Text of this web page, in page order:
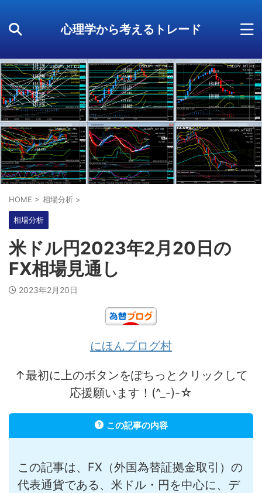
心理学から考えるトレード
HOME > 相場分析 >
相場分析
米ドル円2023年2月20日の
FX相場見通し
2023年2月20日
にほんブログ村
↑最初に上のボタンをぽちっとクリックして
応援願います！(^_-)-☆
この記事の内容
この記事は、FX（外国為替証拠金取引）の
代表通貨である、米ドル・円を中心に、デ